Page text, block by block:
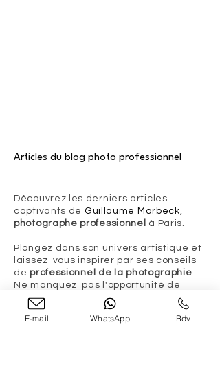
Articles du blog photo professionnel
Découvrez les derniers articles
captivants de Guillaume Marbeck,
photographe professionnel
à Paris.
Plongez dans son univers artistique et
laissez-vous inspirer par ses conseils
de professionnel de la photographie.
Ne manquez pas l'opportunité de
découvrir ses derniers
et de
vous plonger dans un monde visuel
unique. Explorez son portfolio et
E-mail WhatsApp Rdv